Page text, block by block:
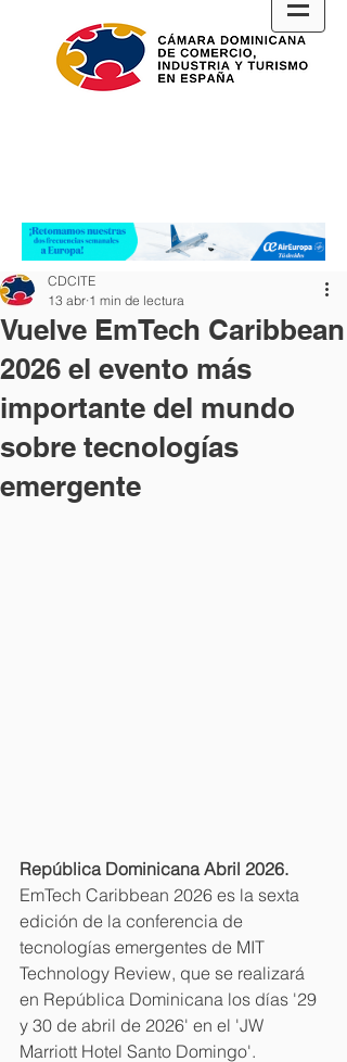
Vuelve EmTech Caribbean
2026 el evento más
importante del mundo
sobre tecnologías
emergente
CDCITE
13 abr 1 min de lectura
República Dominicana Abril 2026.
EmTech Caribbean 2026 es la sexta
edición de la conferencia de
tecnologías emergentes de MIT
Technology Review, que se realizará
en República Dominicana los días '29
y 30 de abril de 2026' en el 'JW
Marriott Hotel Santo Domingo'.